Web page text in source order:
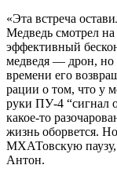
«Эта встреча
Медведь смотрел
эффективный
медведя — дрон, но
времени его
рации о том, что у
руки ПУ-4 “сигнал
какое-то
жизнь оборвется.
МХАТовскую паузу,
Антон.